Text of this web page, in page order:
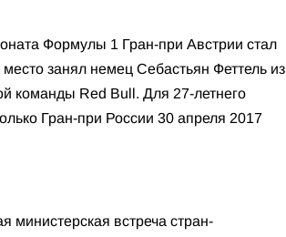
Формулы 1 Гран-при Австрии стал
занял немец Себастьян Феттель из
команды Red Bull. Для 27-летнего
Гран-при России 30 апреля 2017
встреча стран-